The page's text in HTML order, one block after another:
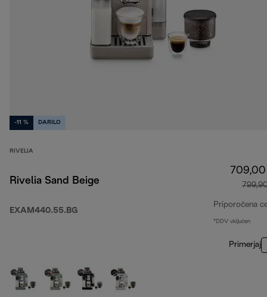
-11 % DARILO
RIVELIA
Rivelia Sand Beige
EXAM440.55.BG
Priporočena
*DDV vključen
Primerjaj